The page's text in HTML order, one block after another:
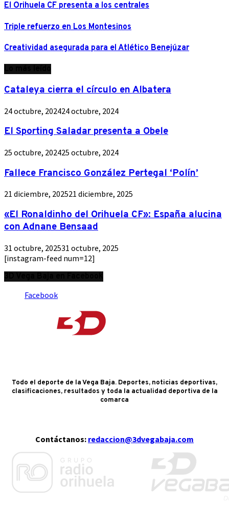
El Orihuela CF presenta a los centrales
Triple refuerzo en Los Montesinos
Creatividad asegurada para el Atlético Benejúzar
Cataleya cierra el círculo en Albatera
24 octubre, 202424 octubre, 2024
El Sporting Saladar presenta a Obele
25 octubre, 202425 octubre, 2024
Fallece Francisco González Pertegal ‘Polín’
21 diciembre, 202521 diciembre, 2025
«El Ronaldinho del Orihuela CF»: España alucina
con Adnane Bensaad
31 octubre, 202531 octubre, 2025
[instagram-feed num=12]
Facebook
Todo el deporte de la Vega Baja. Deportes, noticias deportivas,
clasificaciones, resultados y toda la actualidad deportiva de la
comarca
Contáctanos: redaccion@3dvegabaja.com